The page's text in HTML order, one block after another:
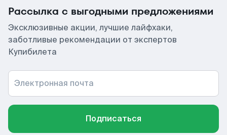
Рассылка с выгодными предложениями
Эксклюзивные акции, лучшие лайфхаки,
заботливые рекомендации от экспертов
Купибилета
Электронная почта
Подписаться